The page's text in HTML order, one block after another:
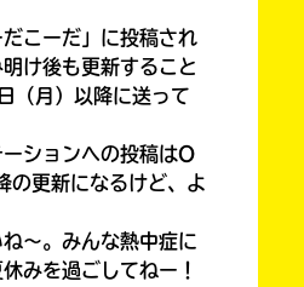
こーだ」に投稿され
け後も更新すること
月）以降に送って
ションへの投稿はO
更新になるけど、よ
～。みんな熱中症に
みを過ごしてねー！